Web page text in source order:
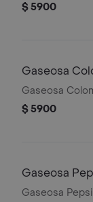
$ 5900
Gaseosa
Gaseosa
$ 5900
Gaseosa
Gaseosa